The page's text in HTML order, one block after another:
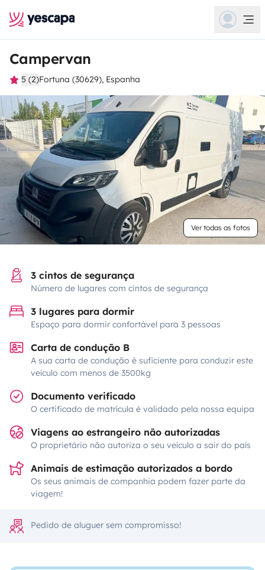
Campervan
5 (2)Fortuna (30629), Espanha
Ver todas as fotos
3 cintos de segurança
Número de lugares com cintos de segurança
3 lugares para dormir
Espaço para dormir confortável para 3 pessoas
Carta de condução B
A sua carta de condução é suficiente para conduzir este
veículo com menos de 3500kg
Documento verificado
O certificado de matrícula é validado pela nossa equipa
Viagens ao estrangeiro não autorizadas
O proprietário não autoriza o seu veículo a sair do país
Animais de estimação autorizados a bordo
Os seus animais de companhia podem fazer parte da
viagem!
Pedido de aluguer sem compromisso!